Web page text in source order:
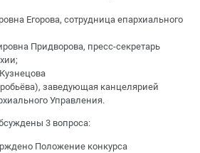
Егорова, сотрудница епархиального
Придворова, пресс-секретарь
заведующая канцелярией
Управления.
3 вопроса:
Положение конкурса